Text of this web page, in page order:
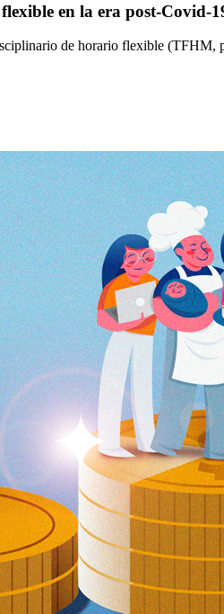
en la era post-Covid-
de horario flexible (TFHM,